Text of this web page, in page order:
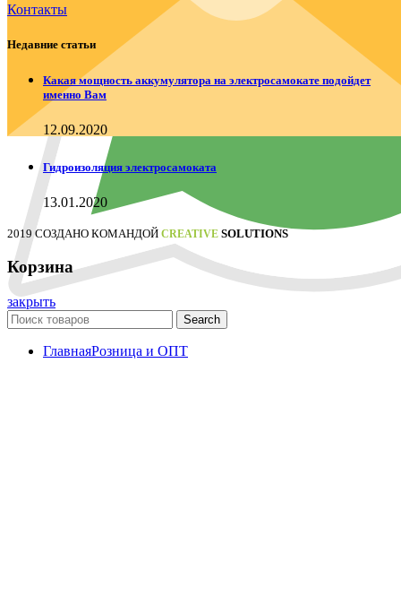
Контакты
Недавние статьи
Какая мощность аккумулятора на электросамокате подойдет
именно Вам
12.09.2020
Гидроизоляция электросамоката
13.01.2020
2019 СОЗДАНО КОМАНДОЙ CREATIVE SOLUTIONS
Корзина
закрыть
Search
ГлавнаяРозница и ОПТ